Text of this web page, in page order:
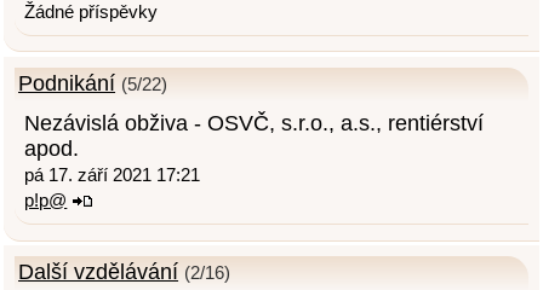
Žádné příspěvky
Podnikání (5/22)
Nezávislá obživa - OSVČ, s.r.o., a.s., rentiérství
apod.
pá 17. září 2021 17:21
p!p@
Další vzdělávání (2/16)